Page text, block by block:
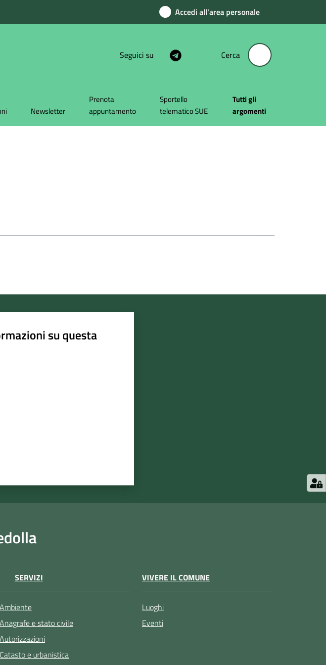
Accedi all'area personale
Seguici su Cerca
Newsletter
Prenota
appuntamento
Sportello
telematico SUE
Tutti gli
argomenti
su questa
SERVIZI
Ambiente
Anagrafe e stato civile
Autorizzazioni
Catasto e urbanistica
VIVERE IL COMUNE
Luoghi
Eventi